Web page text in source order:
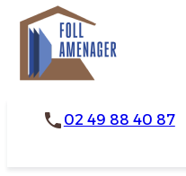
phone02 49 88 40 87
Panneau de gestion des